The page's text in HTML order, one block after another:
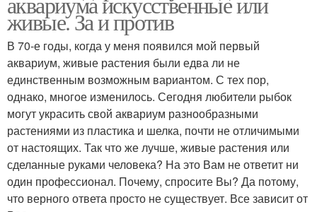
живые. За и против
В 70-е годы, когда у меня появился мой первый
аквариум, живые растения были едва ли не
единственным возможным вариантом. С тех пор,
однако, многое изменилось. Сегодня любители рыбок
могут украсить свой аквариум разнообразными
растениями из пластика и шелка, почти не отличимыми
от настоящих. Так что же лучше, живые растения или
сделанные руками человека? На это Вам не ответит ни
один профессионал. Почему, спросите Вы? Да потому,
что верного ответа просто не существует. Все зависит от